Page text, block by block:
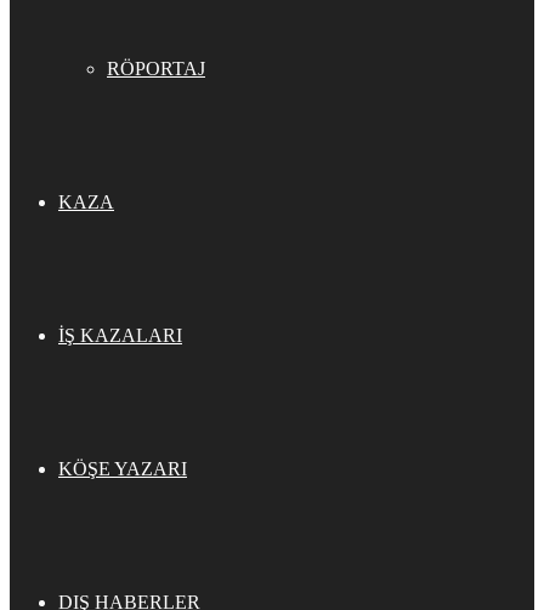
RÖPORTAJ
KAZA
İŞ KAZALARI
KÖŞE YAZARI
DIŞ HABERLER